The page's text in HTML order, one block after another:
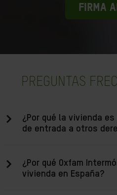
FIRMA
PREGUNTAS
¿Por qué la vivienda
de entrada a otros
¿Por qué Oxfam
vivienda en España?